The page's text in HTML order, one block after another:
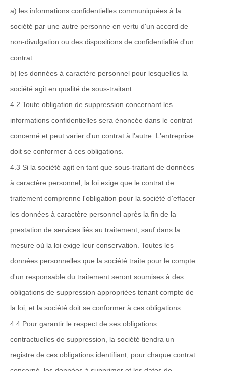
a) les informations confidentielles communiquées à la
société par une autre personne en vertu d'un accord de
non-divulgation ou des dispositions de confidentialité d'un
contrat
b) les données à caractère personnel pour lesquelles la
société agit en qualité de sous-traitant.
4.2 Toute obligation de suppression concernant les
informations confidentielles sera énoncée dans le contrat
concerné et peut varier d'un contrat à l'autre. L'entreprise
doit se conformer à ces obligations.
4.3 Si la société agit en tant que sous-traitant de données
à caractère personnel, la loi exige que le contrat de
traitement comprenne l'obligation pour la société d'effacer
les données à caractère personnel après la fin de la
prestation de services liés au traitement, sauf dans la
mesure où la loi exige leur conservation. Toutes les
données personnelles que la société traite pour le compte
d'un responsable du traitement seront soumises à des
obligations de suppression appropriées tenant compte de
la loi, et la société doit se conformer à ces obligations.
4.4 Pour garantir le respect de ses obligations
contractuelles de suppression, la société tiendra un
registre de ces obligations identifiant, pour chaque contrat